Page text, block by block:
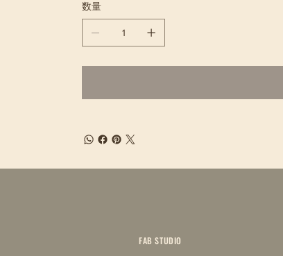
数量
FAB STUDIO